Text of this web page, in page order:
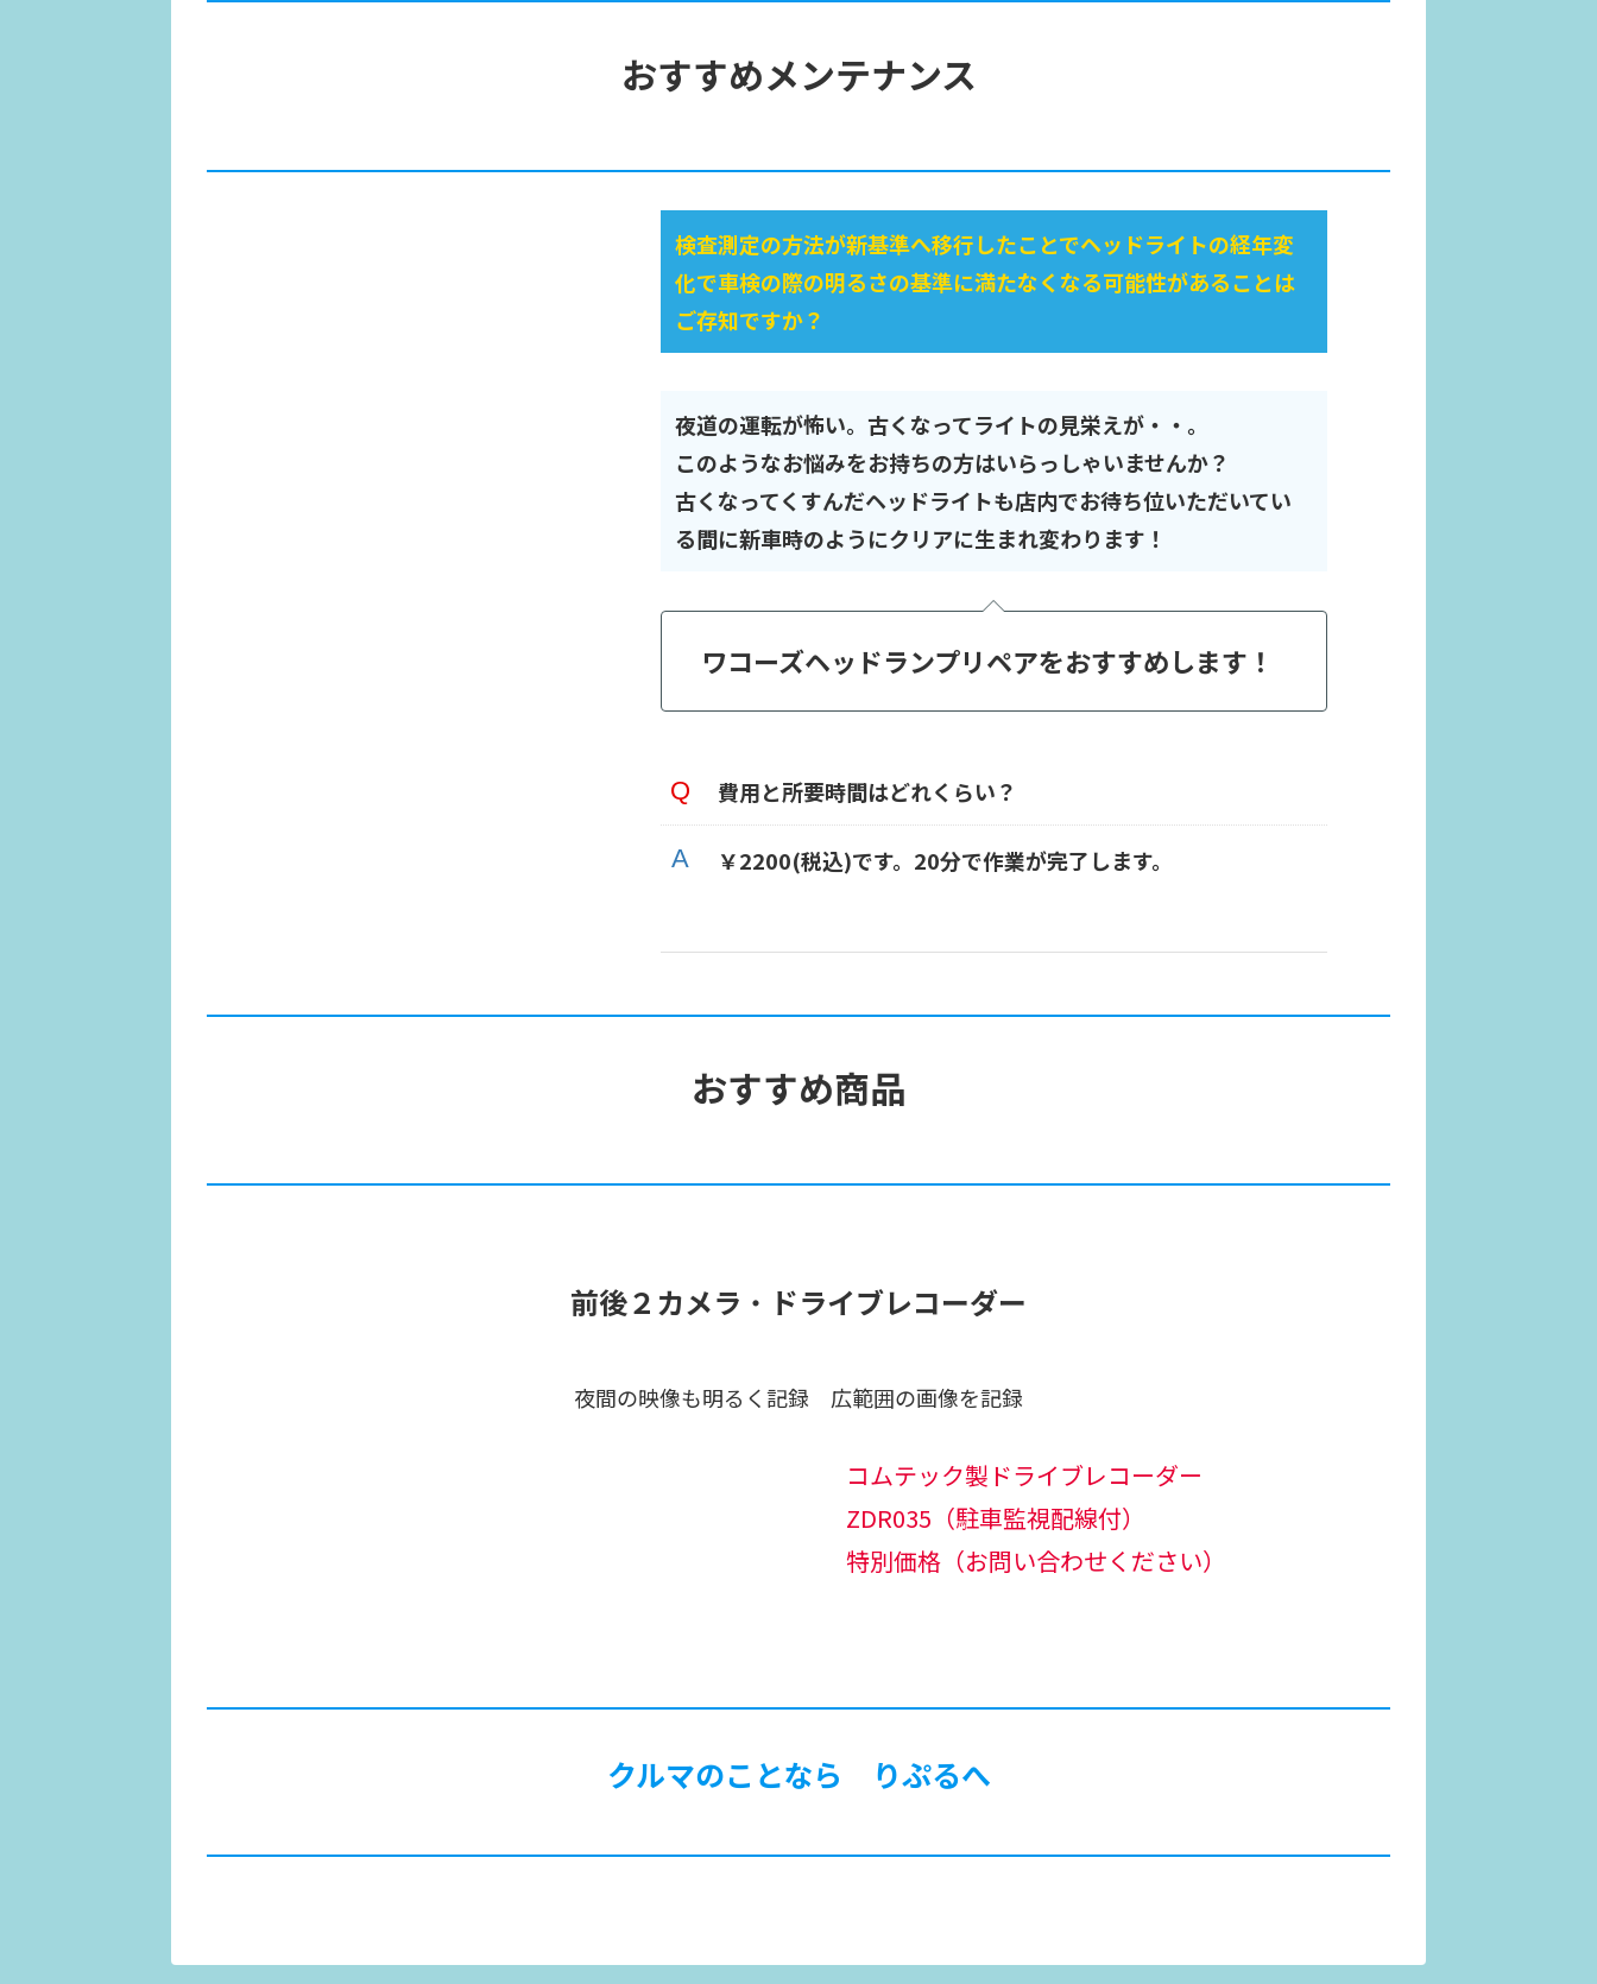
おすすめメンテナンス
検査測定の方法が新基準へ移行したことでヘッドライトの経年変
化で車検の際の明るさの基準に満たなくなる可能性があることは
ご存知ですか？
夜道の運転が怖い。古くなってライトの見栄えが・・。
このようなお悩みをお持ちの方はいらっしゃいませんか？
古くなってくすんだヘッドライトも店内でお待ち位いただいてい
る間に新車時のようにクリアに生まれ変わります！
ワコーズヘッドランプリペアをおすすめします！
費用と所要時間はどれくらい？
￥2200(税込)です。20分で作業が完了します。
おすすめ商品
前後２カメラ ・ ドライブレコーダー
夜間の映像も明るく記録 広範囲の画像を記録
コムテック製ドライブレコーダー
ZDR035（駐車監視配線付）
特別価格（お問い合わせください）
クルマのことなら りぷるへ